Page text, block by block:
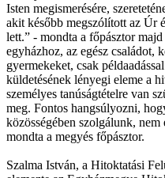
Isten megismerésére,
akit később megszólított az Úr
lett.” - mondta a főpásztor
egyházhoz, az egész családot,
gyermekeket, csak
küldetésének lényegi eleme a
személyes tanúságtételre van
meg. Fontos hangsúlyozni,
közösségében szolgálunk,
mondta a megyés főpásztor.
Szalma István, a Hitoktatási